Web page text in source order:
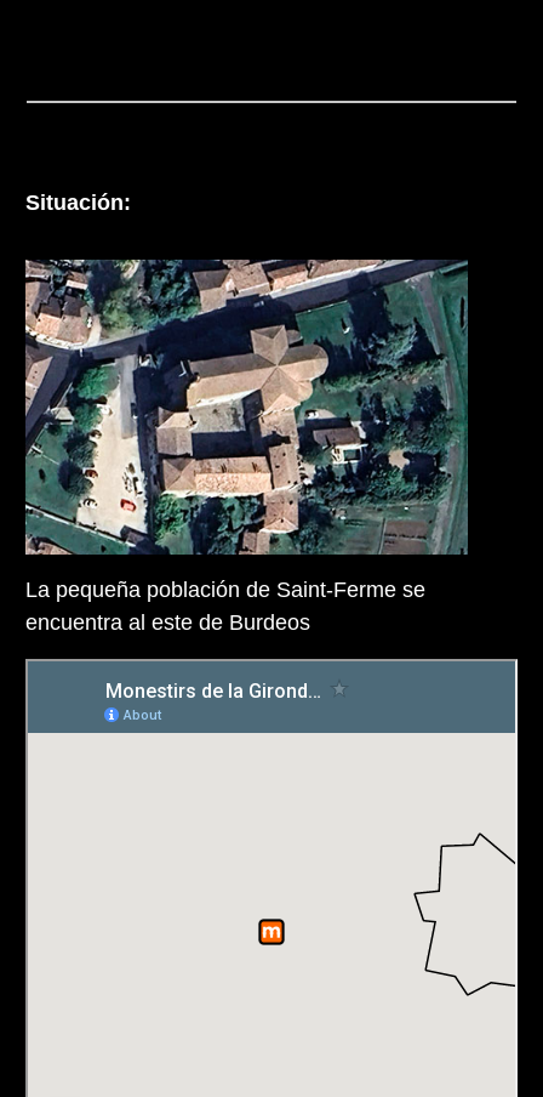
Situación:
La pequeña población de Saint-Ferme se
encuentra al este de Burdeos